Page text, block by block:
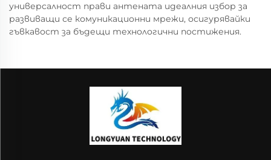
универсалност прави антената идеалния избор за
развиващи се комуникационни мрежи, осигурявайки
гъвкавост за бъдещи технологични постижения.